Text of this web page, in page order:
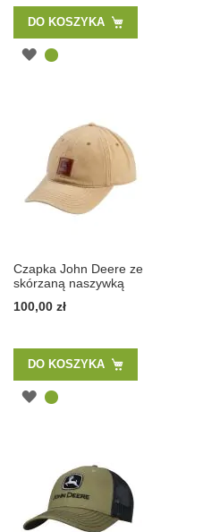
DO KOSZYKA
Czapka John Deere ze
skórzaną naszywką
100,00 zł
DO KOSZYKA